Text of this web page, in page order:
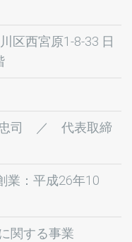
区西宮原1-8-33 日
司 ／ 代表取締
業：平成26年10
関する事業